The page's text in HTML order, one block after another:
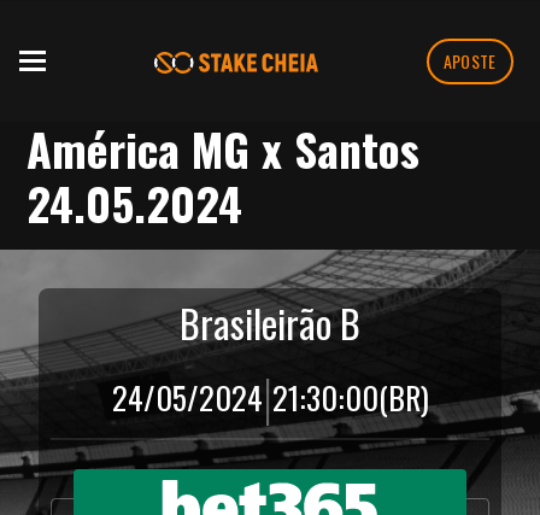
APOSTE
América MG x Santos
24.05.2024
Brasileirão B
24/05/2024|21:30:00(BR)